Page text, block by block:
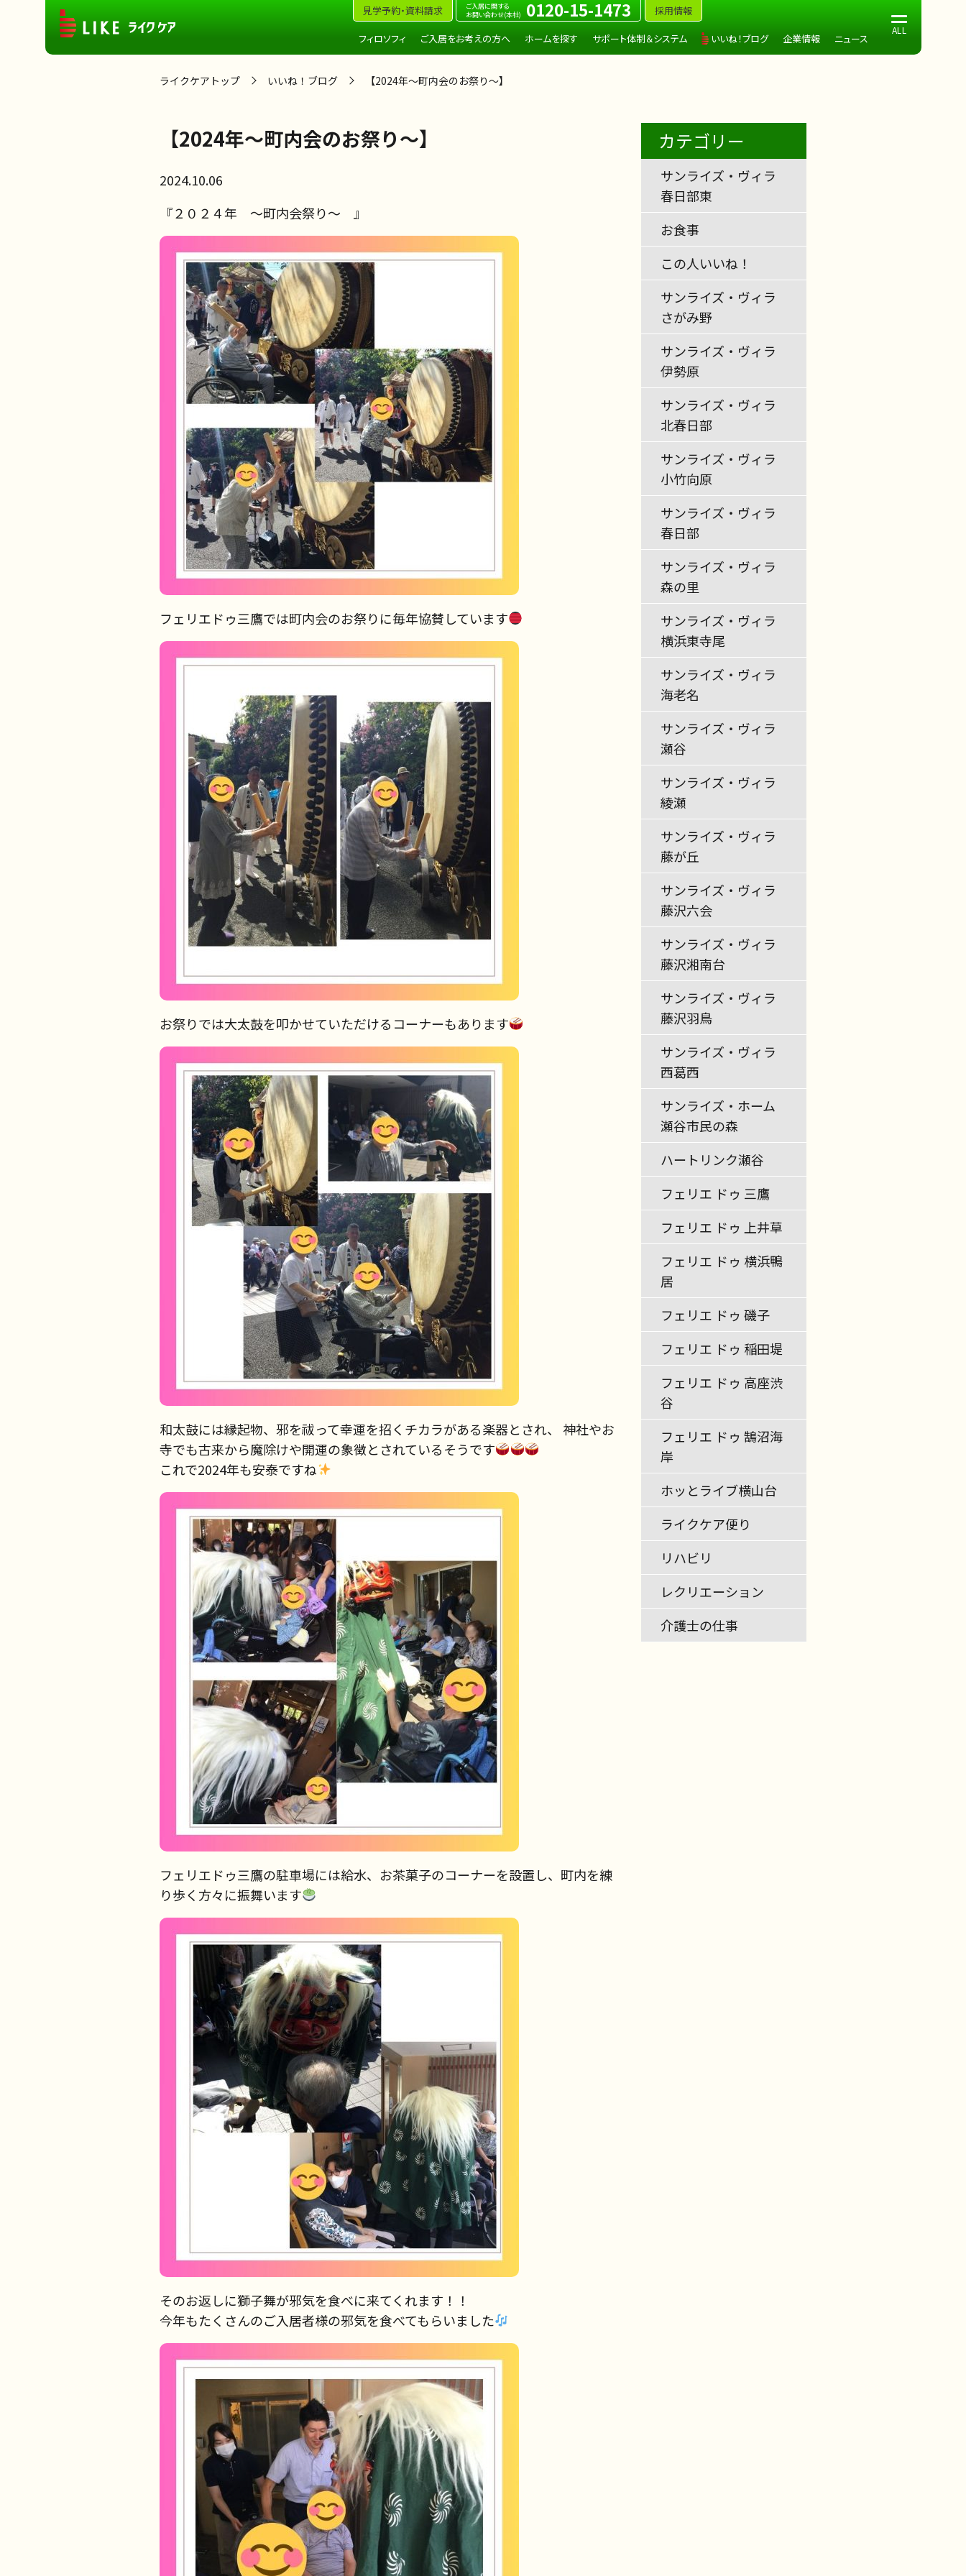
見学予約・資料請求
ご入居に関する
お問い合わせ(本社)
0120-15-1473 採用情報
フィロソフィ ご入居をお考えの方へ ホームを探す サポート体制＆システム いいね！ブログ 企業情報 ニュース
ライクケアトップ いいね！ブログ 【2024年～町内会のお祭り～】
【2024年～町内会のお祭り～】
2024.10.06
『２０２４年 ～町内会祭り～ 』
フェリエドゥ三鷹では町内会のお祭りに毎年協賛しています
お祭りでは大太鼓を叩かせていただけるコーナーもあります
和太鼓には縁起物、邪を祓って幸運を招くチカラがある楽器とされ、 神社やお
寺でも古来から魔除けや開運の象徴とされているそうです
これで2024年も安泰ですね
フェリエドゥ三鷹の駐車場には給水、お茶菓子のコーナーを設置し、町内を練
り歩く方々に振舞います
そのお返しに獅子舞が邪気を食べに来てくれます！！
今年もたくさんのご入居者様の邪気を食べてもらいました
カテゴリー
サンライズ・ヴィラ
春日部東
お食事
この人いいね！
サンライズ・ヴィラ
さがみ野
サンライズ・ヴィラ
伊勢原
サンライズ・ヴィラ
北春日部
サンライズ・ヴィラ
小竹向原
サンライズ・ヴィラ
春日部
サンライズ・ヴィラ
森の里
サンライズ・ヴィラ
横浜東寺尾
サンライズ・ヴィラ
海老名
サンライズ・ヴィラ
瀬谷
サンライズ・ヴィラ
綾瀬
サンライズ・ヴィラ
藤が丘
サンライズ・ヴィラ
藤沢六会
サンライズ・ヴィラ
藤沢湘南台
サンライズ・ヴィラ
藤沢羽鳥
サンライズ・ヴィラ
西葛西
サンライズ・ホーム
瀬谷市民の森
ハートリンク瀬谷
フェリエ ドゥ 三鷹
フェリエ ドゥ 上井草
フェリエ ドゥ 横浜鴨
居
フェリエ ドゥ 磯子
フェリエ ドゥ 稲田堤
フェリエ ドゥ 高座渋
谷
フェリエ ドゥ 鵠沼海
岸
ホッとライブ横山台
ライクケア便り
リハビリ
レクリエーション
介護士の仕事